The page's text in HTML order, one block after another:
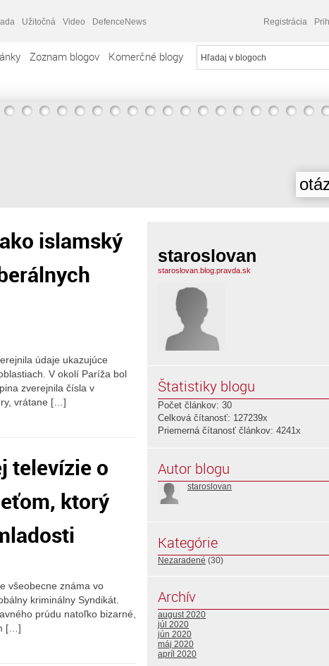
Užitočná Video DefenceNews Registrácia
Zoznam blogov Komerčné blogy
islamský
údaje ukazujúce
V okolí Paríža bol
zverejnila čísla v
vrátane […]
televízie o
ktorý
všeobecne známa vo
kriminálny Syndikát.
prúdu natoľko bizarné,
[…]
staroslovan
staroslovan.blog.pravda.sk
Štatistiky blogu
Počet článkov: 30
Celková čítanosť: 127239x
Priemerná čítanosť článkov: 4241x
Autor blogu
staroslovan
Kategórie
Nezaradené (30)
Archív
august 2020
júl 2020
jún 2020
máj 2020
apríl 2020